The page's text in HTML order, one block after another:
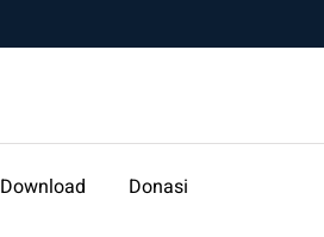
Download Donasi